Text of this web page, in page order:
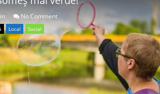
No Comment
Local Social